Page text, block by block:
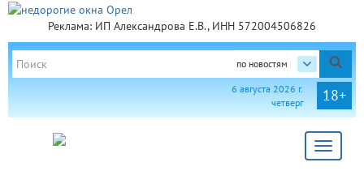
Реклама: ИП Александрова Е.В., ИНН 572004506826
по новостям
18+
6 августа 2026 г.
четверг
Toggle